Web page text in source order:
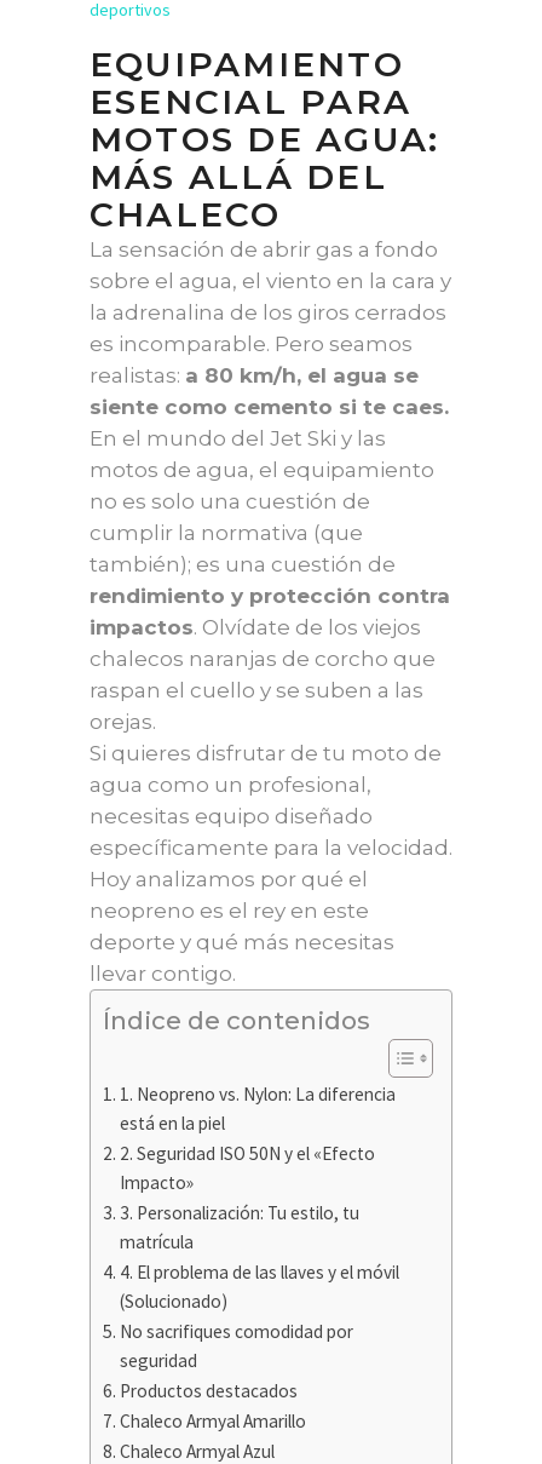
deportivos
EQUIPAMIENTO
ESENCIAL PARA
MOTOS DE AGUA:
MÁS ALLÁ DEL
CHALECO
La sensación de abrir gas a fondo
sobre el agua, el viento en la cara y
la adrenalina de los giros cerrados
es incomparable. Pero seamos
realistas: a 80 km/h, el agua se
siente como cemento si te caes.
En el mundo del Jet Ski y las
motos de agua, el equipamiento
no es solo una cuestión de
cumplir la normativa (que
también); es una cuestión de
rendimiento y protección contra
impactos. Olvídate de los viejos
chalecos naranjas de corcho que
raspan el cuello y se suben a las
orejas.
Si quieres disfrutar de tu moto de
agua como un profesional,
necesitas equipo diseñado
específicamente para la velocidad.
Hoy analizamos por qué el
neopreno es el rey en este
deporte y qué más necesitas
llevar contigo.
Índice de contenidos
1. Neopreno vs. Nylon: La diferencia
está en la piel
2. Seguridad ISO 50N y el «Efecto
Impacto»
3. Personalización: Tu estilo, tu
matrícula
4. El problema de las llaves y el móvil
(Solucionado)
No sacrifiques comodidad por
seguridad
Productos destacados
Chaleco Armyal Amarillo
Chaleco Armyal Azul